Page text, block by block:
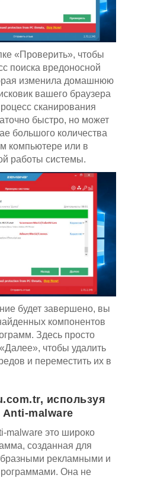
«Проверить», чтобы
поиска вредоносной
изменила домашнюю
вашего браузера
сканирования
быстро, но может
большого количества
компьютере или в
работы системы.
будет завершено, вы
компонентов
Здесь просто
чтобы удалить
и переместить их в
используя
Anti-malware
malware это широко
созданная для
рекламными и
Она не